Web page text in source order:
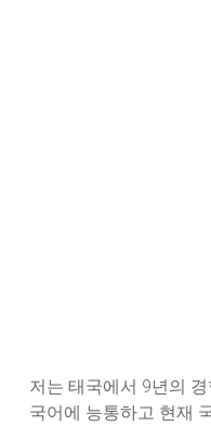
저는 태국에서 9년의
국어에 능통하고 현재